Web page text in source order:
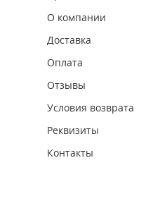
О компании
Доставка
Оплата
Отзывы
Условия возврата
Реквизиты
Контакты